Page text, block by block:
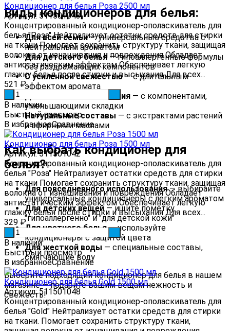
Виды кондиционеров для белья:
Для всей семьи— универсальные средства с
нейтральным ароматом
Для детского белья— гипоаллергенные формулы
без раздражающих компонентов
С усиленной свежестью— с длительным
эффектом аромата
Для облегчения глажения — с компонентами,
уменьшающими складки
Натуральные составы — с экстрактами растений
и эфирными маслами
Как выбрать кондиционер для
белья?
Для повседневного использования— выбирайте
универсальные кондиционеры с легким ароматом
Для детских вещей— ищите пометку
"гипоаллергенно" и "для детской кожи"
Для цветного белья— используйте
кондиционеры с защитой цвета
Для жесткой воды — специальные составы,
смягчающие воду
Выберите подходящий кондиционер для белья в нашем
магазине — подарите вашим вещам нежность и
свежесть!
Кондиционер для белья Роза 2500 мл
Артикул: 511501043
Концентрированный кондиционер-ополаскиватель для
белья "Роза" Нейтрализует остатки средств для стирки
на ткани Помогает сохранить структуру ткани, защищая
волокна от изнашивания и повреждения Обладает
антистатическим эффектом Обеспечивает легкую
глажку белья после стирки и высыхания Для всех...
521 ₽
В наличии
Быстрый просмотр
В избранноеСравнение
Кондиционер для белья Роза 1500 мл
Артикул: 511501042
Концентрированный кондиционер-ополаскиватель для
белья "Роза" Нейтрализует остатки средств для стирки
на ткани Помогает сохранить структуру ткани, защищая
волокна от изнашивания и повреждения Обладает
антистатическим эффектом Обеспечивает легкую
глажку белья после стирки и высыхания Для всех...
329 ₽
В наличии
Быстрый просмотр
В избранноеСравнение
Кондиционер для белья Gold 1500 мл
Артикул: 511501048
Концентрированный кондиционер-ополаскиватель для
белья "Gold" Нейтрализует остатки средств для стирки
на ткани. Помогает сохранить структуру ткани,